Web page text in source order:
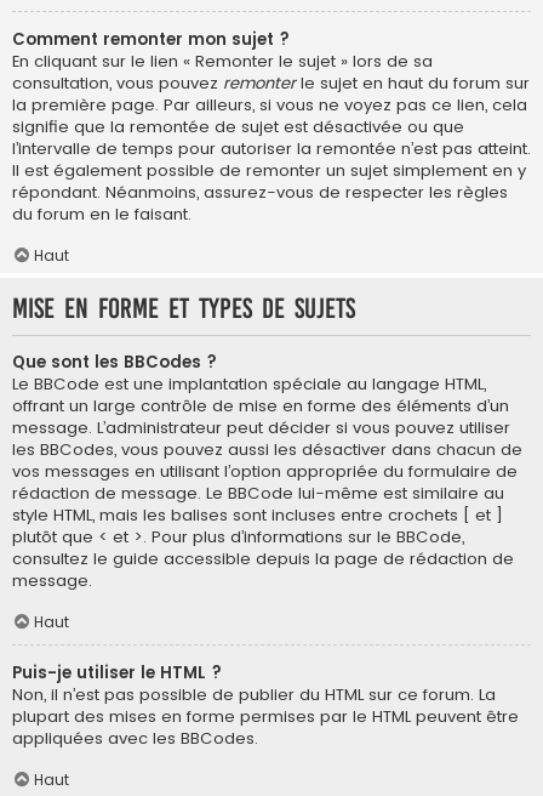
Comment remonter mon sujet ?
En cliquant sur le lien « Remonter le sujet » lors de sa
consultation, vous pouvez remonterle sujet en haut du forum sur
la première page. Par ailleurs, si vous ne voyez pas ce lien, cela
signifie que la remontée de sujet est désactivée ou que
l’intervalle de temps pour autoriser la remontée n’est pas atteint.
Il est également possible de remonter un sujet simplement en y
répondant. Néanmoins, assurez-vous de respecter les règles
du forum en le faisant.
Haut
Mise en forme et types de sujets
Que sont les BBCodes ?
Le BBCode est une implantation spéciale au langage HTML,
offrant un large contrôle de mise en forme des éléments d’un
message. L’administrateur peut décider si vous pouvez utiliser
les BBCodes, vous pouvez aussi les désactiver dans chacun de
vos messages en utilisant l’option appropriée du formulaire de
rédaction de message. Le BBCode lui-même est similaire au
style HTML, mais les balises sont incluses entre crochets [ et ]
plutôt que < et >. Pour plus d’informations sur le BBCode,
consultez le guide accessible depuis la page de rédaction de
message.
Haut
Puis-je utiliser le HTML ?
Non, il n’est pas possible de publier du HTML sur ce forum. La
plupart des mises en forme permises par le HTML peuvent être
appliquées avec les BBCodes.
Haut